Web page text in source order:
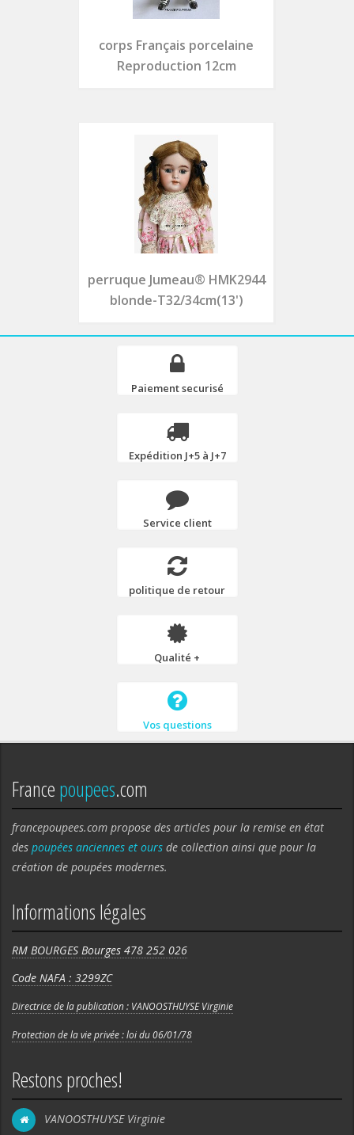
corps Français porcelaine
Reproduction 12cm
perruque Jumeau® HMK2944
blonde-T32/34cm(13')
Paiement securisé
Expédition J+5 à J+7
Service client
politique de retour
Qualité +
Vos questions
Francepoupees.com
francepoupees.com propose des articles pour la remise en état
des poupées anciennes et ours de collection ainsi que pour la
création de poupées modernes.
Informations légales
RM BOURGES Bourges 478 252 026
Code NAFA : 3299ZC
Directrice de la publication : VANOOSTHUYSE Virginie
Protection de la vie privée : loi du 06/01/78
Restons proches!
VANOOSTHUYSE Virginie